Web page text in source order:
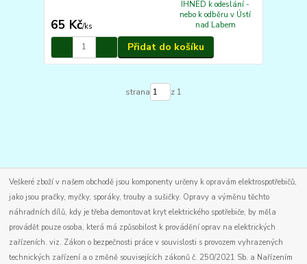
65 Kč/ks
IHNED k odeslání -
nebo k odběru v Ústí
nad Labem
Přidat do košíku
strana z 1
Veškeré zboží v našem obchodě jsou komponenty určeny k opravám elektrospotřebičů,
jako jsou pračky, myčky, sporáky, trouby a sušičky. Opravy a výměnu těchto
náhradních dílů, kdy je třeba demontovat kryt elektrického spotřebiče, by měla
provádět pouze osoba, která má způsobilost k provádění oprav na elektrických
zařízeních. viz. Zákon o bezpečnosti práce v souvislosti s provozem vyhrazených
technických zařízení a o změně souvisejících zákonů č. 250/2021 Sb. a Nařízením